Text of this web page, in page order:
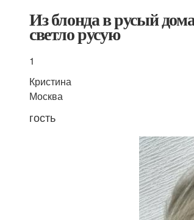
Из блонда в русый
светло русую
1
Кристина
Москва
гость